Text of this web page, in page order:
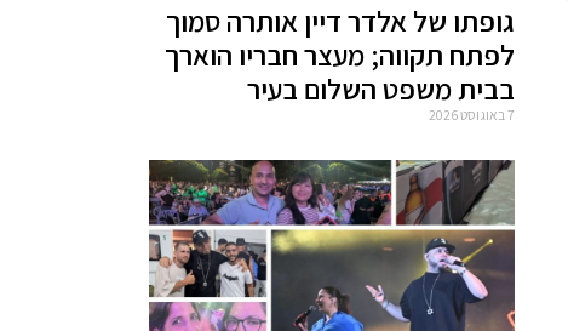
גופתו של אלדר דיין אותרה סמוך
לפתח תקווה; מעצר חבריו הוארך
בבית משפט השלום בעיר
7 באוגוסט 2026